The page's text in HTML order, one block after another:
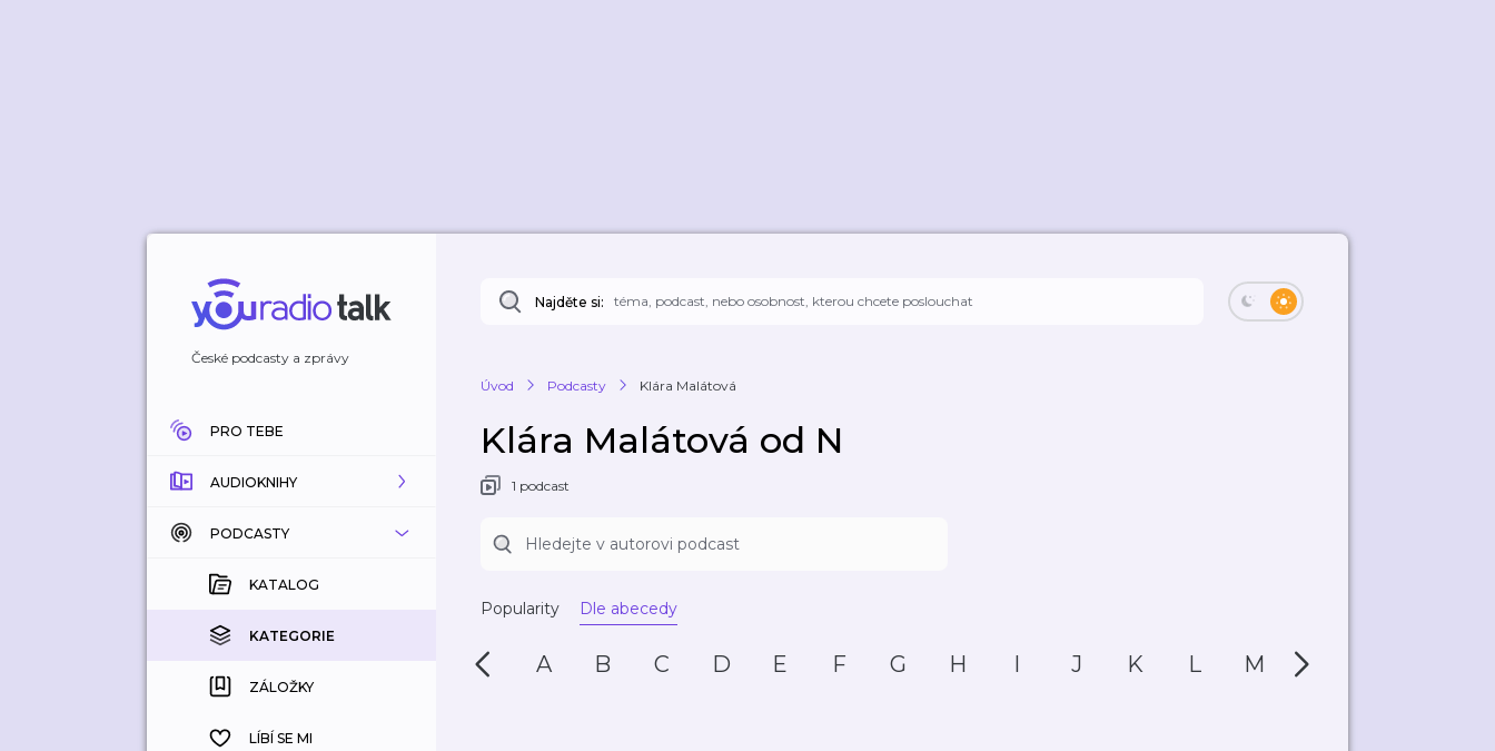
České podcasty a zprávy
PRO TEBE
AUDIOKNIHY
KATALOG
KOUPENÉ
KATEGORIE
ZÁLOŽKY
HISTORIE
PODCASTY
KATALOG
KATEGORIE
ZÁLOŽKY
LÍBÍ SE MI
Najděte si:
Úvod Podcasty Klára Malátová
Klára Malátová od N
1 podcast
Popularity Dle abecedy
A B C D E F G H I J K L M N